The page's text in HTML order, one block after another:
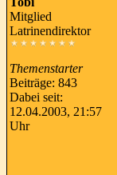
Mitglied
Latrinendirektor
Themenstarter
Beiträge: 843
Dabei seit:
12.04.2003, 21:57
Uhr